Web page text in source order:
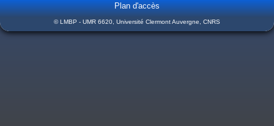
Plan d'accès
© LMBP - UMR 6620, Université Clermont Auvergne, CNRS